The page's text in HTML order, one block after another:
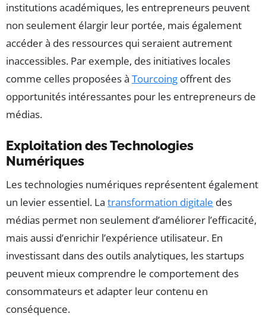
institutions académiques, les entrepreneurs peuvent
non seulement élargir leur portée, mais également
accéder à des ressources qui seraient autrement
inaccessibles. Par exemple, des initiatives locales
comme celles proposées à Tourcoing offrent des
opportunités intéressantes pour les entrepreneurs de
médias.
Exploitation des Technologies
Numériques
Les technologies numériques représentent également
un levier essentiel. La transformation digitale des
médias permet non seulement d’améliorer l’efficacité,
mais aussi d’enrichir l’expérience utilisateur. En
investissant dans des outils analytiques, les startups
peuvent mieux comprendre le comportement des
consommateurs et adapter leur contenu en
conséquence.